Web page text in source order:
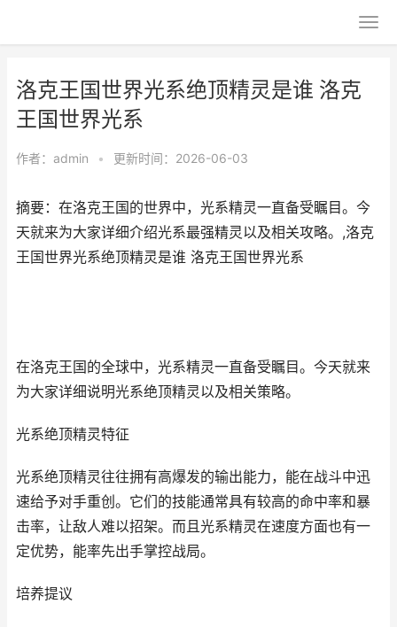
洛克王国世界光系绝顶精灵是谁 洛克
王国世界光系
作者： admin • 更新时间：2026-06-03
摘要：在洛克王国的世界中，光系精灵一直备受瞩目。今
天就来为大家详细介绍光系最强精灵以及相关攻略。,洛克
王国世界光系绝顶精灵是谁 洛克王国世界光系
在洛克王国的全球中，光系精灵一直备受瞩目。今天就来
为大家详细说明光系绝顶精灵以及相关策略。
光系绝顶精灵特征
光系绝顶精灵往往拥有高爆发的输出能力，能在战斗中迅
速给予对手重创。它们的技能通常具有较高的命中率和暴
击率，让敌人难以招架。而且光系精灵在速度方面也有一
定优势，能率先出手掌控战局。
培养提议